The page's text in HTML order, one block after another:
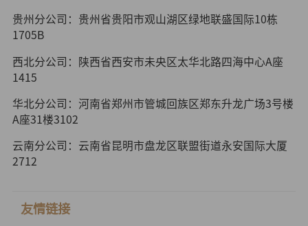
贵州分公司：贵州省贵阳市观山湖区绿地联盛国际10栋
1705B
西北分公司：陕西省西安市未央区太华北路四海中心A座
1415
华北分公司：河南省郑州市管城回族区郑东升龙广场3号楼
A座31楼3102
云南分公司：云南省昆明市盘龙区联盟街道永安国际大厦
2712
友情链接